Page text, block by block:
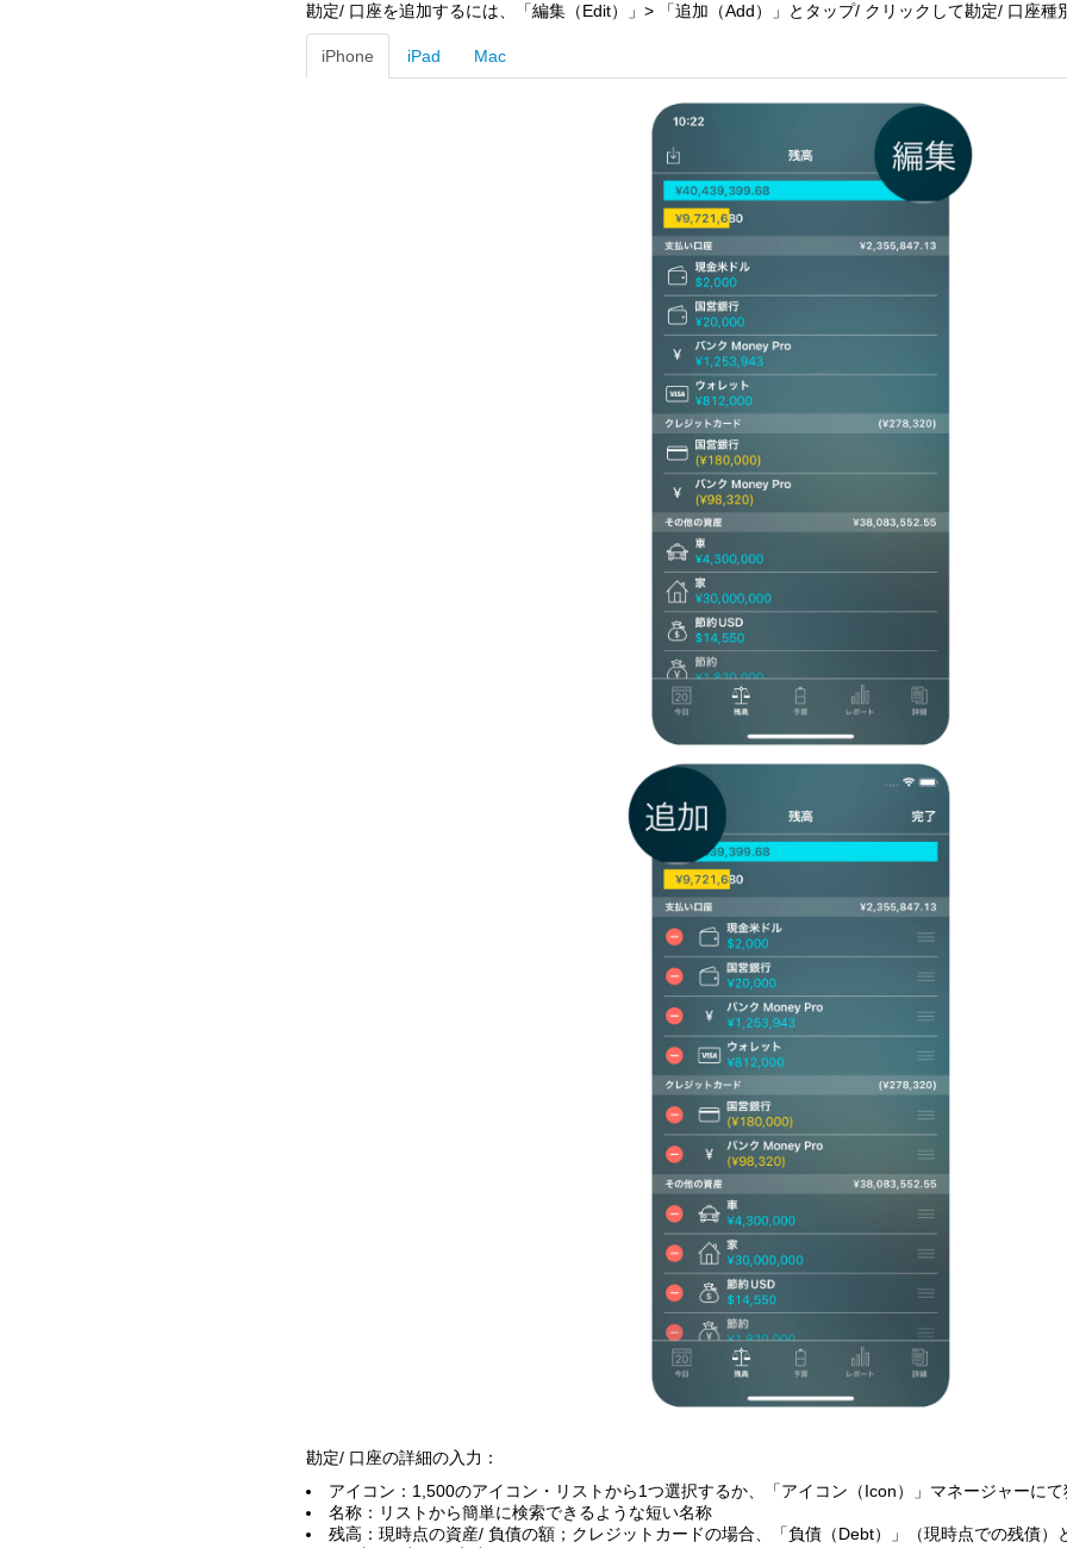
勘定/ 口座を追加するには、「編集（Edit）」> 「追加（Add）」とタップ/ クリックして勘定/ 口座種
iPhone iPad Mac
勘定/ 口座の詳細の入力：
アイコン：1,500のアイコン・リストから1つ選択するか、「アイコン（Icon）」マネージャーに
名称：リストから簡単に検索できるような短い名称
残高：現時点の資産/ 負債の額；クレジットカードの場合、「負債（Debt）」（現時点での残債）